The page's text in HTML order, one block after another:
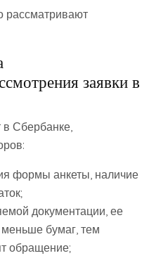
рассматривают
заявки в
в Сбербанке,
формы анкеты, наличие
документации, ее
меньше бумаг, тем
обращение;